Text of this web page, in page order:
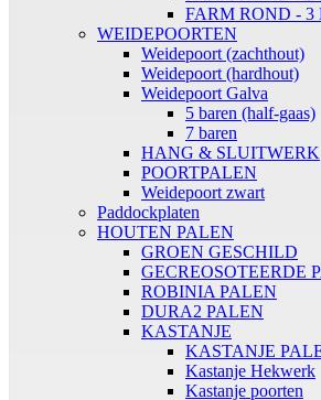
FARM ROND - 3
WEIDEPOORTEN
Weidepoort (zachthout)
Weidepoort (hardhout)
Weidepoort Galva
5 baren (half-gaas)
7 baren
HANG & SLUITWERK
POORTPALEN
Weidepoort zwart
Paddockplaten
HOUTEN PALEN
GROEN GESCHILD
GECREOSOTEERDE
ROBINIA PALEN
DURA2 PALEN
KASTANJE
KASTANJE
Kastanje Hekwerk
Kastanje poorten